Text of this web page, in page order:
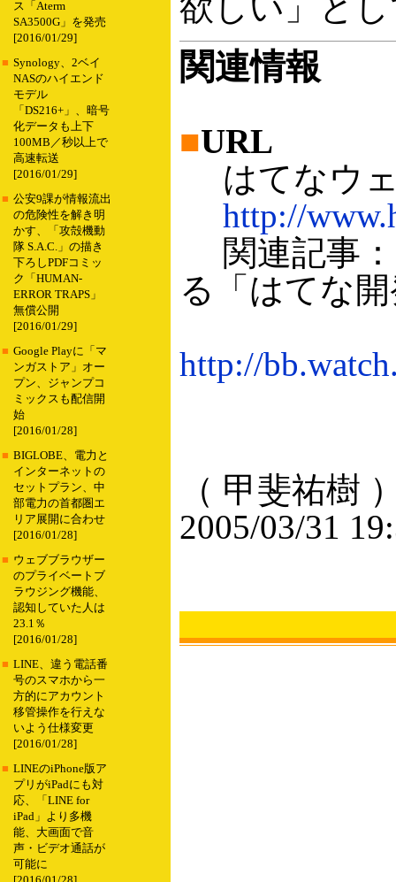
ス「Aterm
SA3500G」を発売
[2016/01/29]
■ Synology、2ベイ
NASのハイエンド
モデル
「DS216+」、暗号
化データも上下
100MB／秒以上で
高速転送
[2016/01/29]
■ 公安9課が情報流出
の危険性を解き明
かす、「攻殻機動
隊 S.A.C.」の描き
下ろしPDFコミッ
ク「HUMAN-
ERROR TRAPS」
無償公開
[2016/01/29]
■ Google Playに「マ
ンガストア」オー
プン、ジャンプコ
ミックスも配信開
始
[2016/01/28]
■ BIGLOBE、電力と
インターネットの
セットプラン、中
部電力の首都圏エ
リア展開に合わせ
[2016/01/28]
■ ウェブブラウザー
のプライベートブ
ラウジング機能、
認知していた人は
23.1％
[2016/01/28]
■ LINE、違う電話番
号のスマホから一
方的にアカウント
移管操作を行えな
いよう仕様変更
[2016/01/28]
■ LINEのiPhone版ア
プリがiPadにも対
応、「LINE for
iPad」より多機
能、大画面で音
声・ビデオ通話が
可能に
関連情報
■URL
はてなウ
http://
関連記事：
る「はてな開
http://
（ 甲斐祐樹
2005/03/31